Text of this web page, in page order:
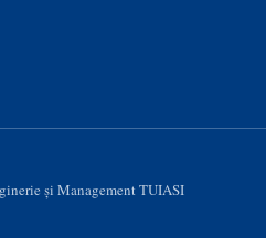
şi Management TUIASI